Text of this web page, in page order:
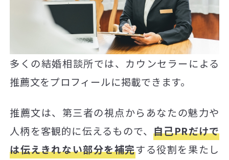
多くの結婚相談所では、カウンセラーによる
推薦文をプロフィールに掲載できます。
推薦文は、第三者の視点からあなたの魅力や
人柄を客観的に伝えるもので、自己PRだけで
は伝えきれない部分を補完する役割を果たし